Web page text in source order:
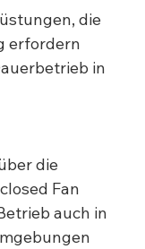
die
erfordern
in
die
Fan
auch in